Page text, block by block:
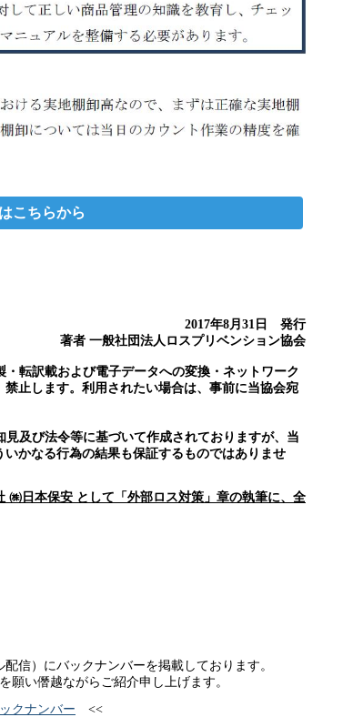
こちらから
2017年8月31日 発行
著者 一般社団法人ロスプリベンション協会
転訳載および電子データへの変換・ネットワーク
止します。利用されたい場合は、事前に当協会宛
及び法令等に基づいて作成されておりますが、当
かなる行為の結果も保証するものではありませ
㈱日本保安 として「外部ロス対策」章の執筆に、全
信）にバックナンバーを掲載しております。
願い僭越ながらご紹介申し上げます。
クナンバー <<